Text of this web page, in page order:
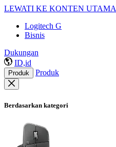
LEWATI KE KONTEN UTAMA
Logitech G
Bisnis
Dukungan
ID,id
Produk Produk
Berdasarkan kategori